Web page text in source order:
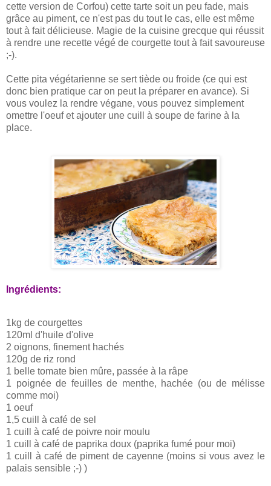
cette version de Corfou) cette tarte soit un peu fade, mais
grâce au piment, ce n'est pas du tout le cas, elle est même
tout à fait délicieuse. Magie de la cuisine grecque qui réussit
à rendre une recette végé de courgette tout à fait savoureuse
;-).
Cette pita végétarienne se sert tiède ou froide (ce qui est
donc bien pratique car on peut la préparer en avance). Si
vous voulez la rendre végane, vous pouvez simplement
omettre l'oeuf et ajouter une cuill à soupe de farine à la
place.
Ingrédients:
1kg de courgettes
120ml d'huile d'olive
2 oignons, finement hachés
120g de riz rond
1 belle tomate bien mûre, passée à la râpe
1 poignée de feuilles de menthe, hachée (ou de mélisse
comme moi)
1 oeuf
1,5 cuill à café de sel
1 cuill à café de poivre noir moulu
1 cuill à café de paprika doux (paprika fumé pour moi)
1 cuill à café de piment de cayenne (moins si vous avez le
palais sensible ;-) )